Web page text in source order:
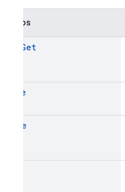
Métodos
Get
create
delete